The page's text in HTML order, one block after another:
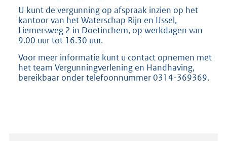
U kunt de vergunning op afspraak inzien op het
kantoor van het Waterschap Rijn en IJssel,
Liemersweg 2 in Doetinchem, op werkdagen van
9.00 uur tot 16.30 uur.
Voor meer informatie kunt u contact opnemen met
het team Vergunningverlening en Handhaving,
bereikbaar onder telefoonnummer 0314-369369.